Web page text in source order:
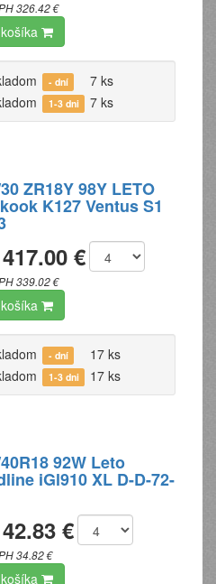
326.42 €
- dní
7 ks
1-3 dni 7 ks
ZR18Y 98Y LETO
K127 Ventus S1
€
339.02 €
- dní
17 ks
1-3 dni 17 ks
92W Leto
iGl910 XL D-D-72-
€
34.82 €